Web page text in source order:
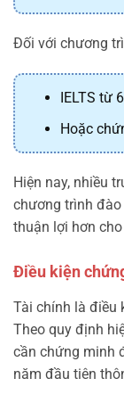
Đối với chương
IELTS từ
Hoặc
Hiện nay, nhiều
chương trình
thuận lợi hơn
Điều kiện
Tài chính là điều
Theo quy định
cần chứng minh
năm đầu tiên